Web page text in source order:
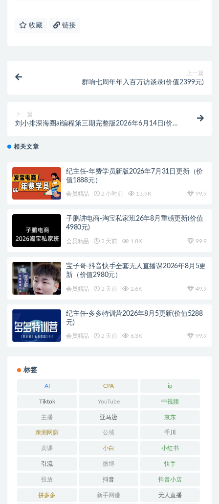
收藏 链接
上一篇
群响七周年年入百万访谈录(价值2399元)
下一篇
刘小排深海圈ai编程第三期完整版2026年6月14日(价值
相关文章
纪主任-年费学员新版2026年7月31日更新（价
值1888元）
会员精品 2 小时前 13.9K 99.9
子鹏讲电商-淘宝私家班26年8月重磅更新(价值
4980元)
会员精品 2 天前 1.8K 99.9
宝子哥-抖音快手全套无人直播课2026年8月5更
新（价值2980元）
会员精品 2 天前 2.6K 49.9
纪主任-多多特训营2026年8月5更新(价值5288
元)
会员精品 2 天前 6.3K 99.9
标签
AI CPA ip
Tiktok YouTube 中视频
主播 亚马逊 京东
亲测网赚 公域 千川
卖课 小白 小红书
引流 微博 快手
投放 抖音 抖音小店
拼多多 新手网赚 无人直播